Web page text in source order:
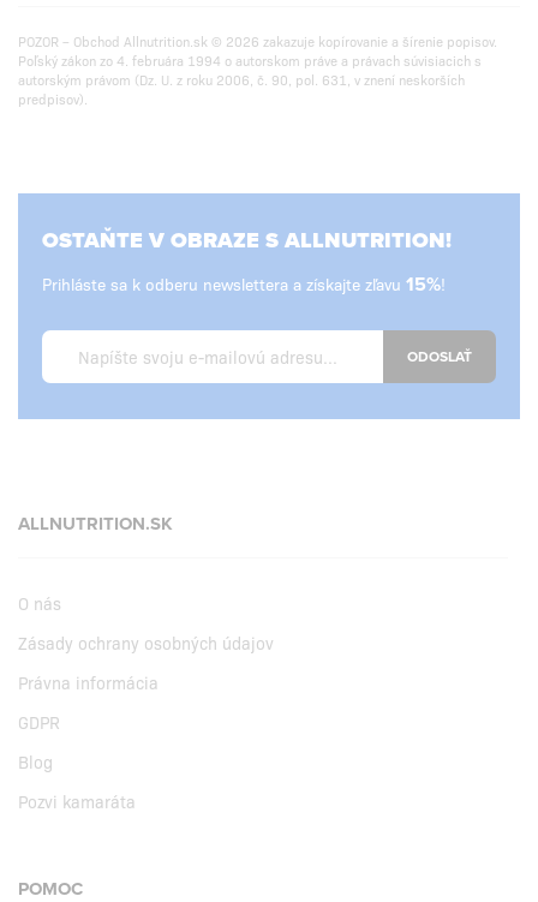
POZOR – Obchod Allnutrition.sk © 2026 zakazuje kopírovanie a šírenie popisov.
Poľský zákon zo 4. februára 1994 o autorskom práve a právach súvisiacich s
autorským právom (Dz. U. z roku 2006, č. 90, pol. 631, v znení neskorších
predpisov).
OSTAŇTE V OBRAZE S ALLNUTRITION!
Prihláste sa k odberu newslettera a získajte zľavu 15%!
ODOSLAŤ
ALLNUTRITION.SK
O nás
Zásady ochrany osobných údajov
Právna informácia
GDPR
Blog
Pozvi kamaráta
POMOC